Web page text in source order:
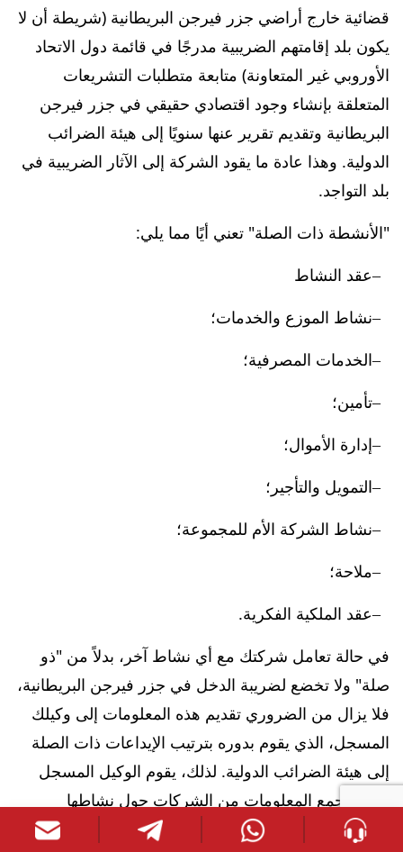
قضائية خارج أراضي جزر فيرجن البريطانية (شريطة أن لا
يكون بلد إقامتهم الضريبية مدرجًا في قائمة دول الاتحاد
الأوروبي غير المتعاونة) متابعة متطلبات التشريعات
المتعلقة بإنشاء وجود اقتصادي حقيقي في جزر فيرجن
البريطانية وتقديم تقرير عنها سنويًا إلى هيئة الضرائب
الدولية. وهذا عادة ما يقود الشركة إلى الآثار الضريبية في
بلد التواجد.
"الأنشطة ذات الصلة" تعني أيًا مما يلي:
عقد النشاط
نشاط الموزع والخدمات؛
الخدمات المصرفية؛
تأمين؛
إدارة الأموال؛
التمويل والتأجير؛
نشاط الشركة الأم للمجموعة؛
ملاحة؛
عقد الملكية الفكرية.
في حالة تعامل شركتك مع أي نشاط آخر، بدلاً من "ذو
صلة" ولا تخضع لضريبة الدخل في جزر فيرجن البريطانية،
فلا يزال من الضروري تقديم هذه المعلومات إلى وكيلك
المسجل، الذي يقوم بدوره بترتيب الإيداعات ذات الصلة
إلى هيئة الضرائب الدولية. لذلك، يقوم الوكيل المسجل
سنويًا بجمع المعلومات من الشركات حول نشاطها
والمساعدة في تصنيفها وإعداد المستندات اللازمة وإبلاغ